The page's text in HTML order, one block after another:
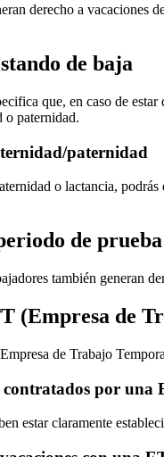
derecho a vacaciones
de baja
que, en caso de
o paternidad.
paternidad
o lactancia,
de prueba
también generan
(Empresa de
de Trabajo
contratados por una
estar claramente